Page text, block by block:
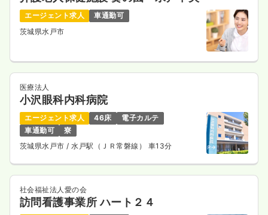
エージェント求人
車通勤可
茨城県水戸市
医療法人
小沢眼科内科病院
エージェント求人 46床
電子カルテ
車通勤可
寮
茨城県水戸市/ 水戸駅（ＪＲ常磐線） 車13分
社会福祉法人愛の会
訪問看護事業所 ハート２４